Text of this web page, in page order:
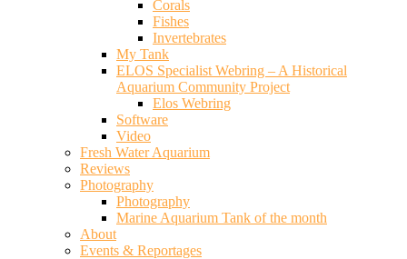
Corals
Fishes
Invertebrates
My Tank
ELOS Specialist Webring – A Historical
Aquarium Community Project
Elos Webring
Software
Video
Fresh Water Aquarium
Reviews
Photography
Photography
Marine Aquarium Tank of the month
About
Events & Reportages